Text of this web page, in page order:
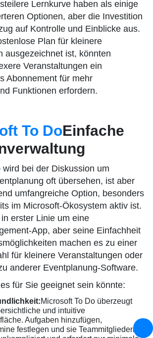
Lernkurve haben als einige
Optionen, aber die Investition
auf Kontrolle und Einblicke aus.
Plan für kleinere
ausgezeichnet ist, könnten
Veranstaltungen ein
Abonnement für mehr
Funktionen erfordern.
To DoEinfache
wird bei der Diskussion um
oft übersehen, ist aber
umfangreiche Option, besonders
im Microsoft-Ökosystem aktiv ist.
erster Linie um eine
App, aber seine Einfachheit
machen es zu einer
für kleinere Veranstaltungen oder
anderer Eventplanung-Software.
für Sie geeignet sein könnte:
Microsoft To Do überzeugt
und intuitive
Aufgaben hinzufügen,
festlegen und sie Teammitgliedern